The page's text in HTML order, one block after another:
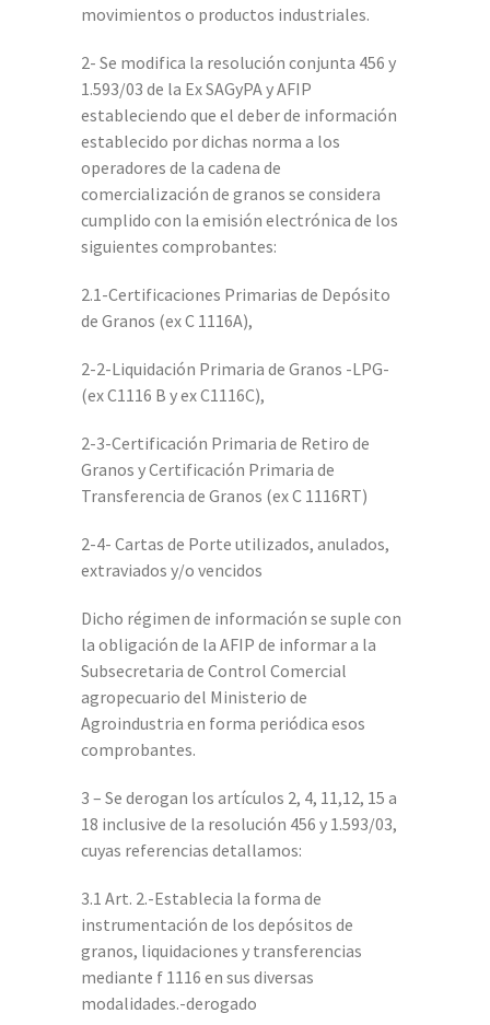
movimientos o productos industriales.
2- Se modifica la resolución conjunta 456 y
1.593/03 de la Ex SAGyPA y AFIP
estableciendo que el deber de información
establecido por dichas norma a los
operadores de la cadena de
comercialización de granos se considera
cumplido con la emisión electrónica de los
siguientes comprobantes:
2.1-Certificaciones Primarias de Depósito
de Granos (ex C 1116A),
2-2-Liquidación Primaria de Granos -LPG-
(ex C1116 B y ex C1116C),
2-3-Certificación Primaria de Retiro de
Granos y Certificación Primaria de
Transferencia de Granos (ex C 1116RT)
2-4- Cartas de Porte utilizados, anulados,
extraviados y/o vencidos
Dicho régimen de información se suple con
la obligación de la AFIP de informar a la
Subsecretaria de Control Comercial
agropecuario del Ministerio de
Agroindustria en forma periódica esos
comprobantes.
3 – Se derogan los artículos 2, 4, 11,12, 15 a
18 inclusive de la resolución 456 y 1.593/03,
cuyas referencias detallamos:
3.1 Art. 2.-Establecia la forma de
instrumentación de los depósitos de
granos, liquidaciones y transferencias
mediante f 1116 en sus diversas
modalidades.-derogado